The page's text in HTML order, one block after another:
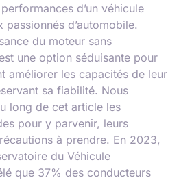
d’un véhicule
d’automobile.
du moteur sans
une option séduisante pour
améliorer les capacités de leur
sa fiabilité. Nous
long de cet article les
pour y parvenir, leurs
à prendre. En 2023,
du Véhicule
que 37% des conducteurs